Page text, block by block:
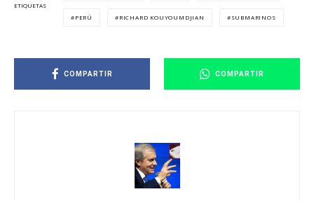
ETIQUETAS
PERÚ RICHARD KOUYOUMDJIAN SUBMARINOS
COMPARTIR COMPARTIR